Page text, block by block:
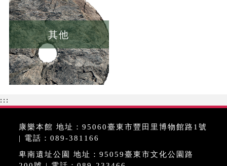
其他
:::
康樂本館 地址：95060臺東市豐田里博物館路1號
| 電話：089-381166
卑南遺址公園 地址：95059臺東市文化公園路